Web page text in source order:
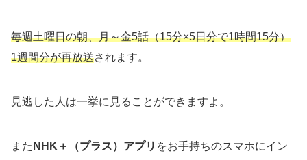
毎週土曜日の朝、月～金5話（15分×5日分で1時間15分）
1週間分が再放送されます。
見逃した人は一挙に見ることができますよ。
また NHK＋（プラス）アプリ をお手持ちのスマホにイン